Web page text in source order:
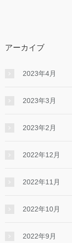
アーカイブ
2023年4月
2023年3月
2023年2月
2022年12月
2022年11月
2022年10月
2022年9月